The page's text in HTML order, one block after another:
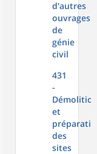
d'autres
ouvrages
de
génie
civil
431
-
Démolition
et
préparation
des
sites